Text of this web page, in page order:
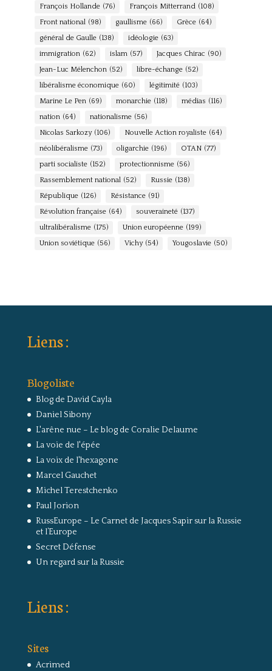
François Hollande (76) François Mitterrand (108)
Front national (98) gaullisme (66) Grèce (64)
général de Gaulle (138) idéologie (63)
immigration (62) islam (57) Jacques Chirac (90)
Jean-Luc Mélenchon (52) libre-échange (52)
libéralisme économique (60) légitimité (103)
Marine Le Pen (69) monarchie (118) médias (116)
nation (64) nationalisme (56)
Nicolas Sarkozy (106) Nouvelle Action royaliste (64)
néolibéralisme (73) oligarchie (196) OTAN (77)
parti socialiste (152) protectionnisme (56)
Rassemblement national (52) Russie (138)
République (126) Résistance (91)
Révolution française (64) souveraineté (137)
ultralibéralisme (175) Union européenne (199)
Union soviétique (56) Vichy (54) Yougoslavie (50)
Liens :
Blogoliste
Blog de David Cayla
Daniel Sibony
L'arêne nue – Le blog de Coralie Delaume
La voie de l'épée
La voix de l'hexagone
Marcel Gauchet
Michel Terestchenko
Paul Jorion
RussEurope – Le Carnet de Jacques Sapir sur la Russie
et l’Europe
Secret Défense
Un regard sur la Russie
Liens :
Sites
Acrimed